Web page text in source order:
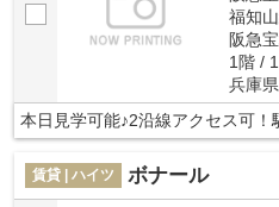
福知
阪急
1階 /
兵庫
本日見学可能♪2沿線アクセス可
賃貸 | ハイツ ボナール